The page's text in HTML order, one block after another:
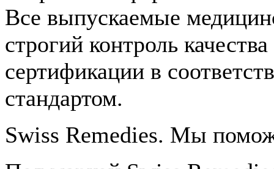
Все выпускаемые
строгий контроль
сертификации в
стандартом.
Swiss Remedies. Мы